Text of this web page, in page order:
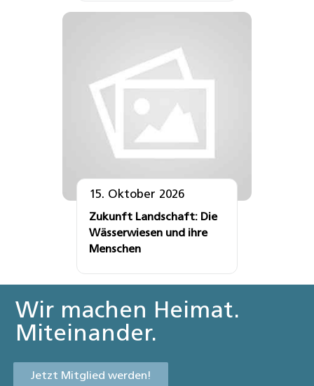
15. Oktober 2026
Zukunft Landschaft: Die
Wässerwiesen und ihre
Menschen
Wir machen Heimat.
Miteinander.
Jetzt Mitglied werden!